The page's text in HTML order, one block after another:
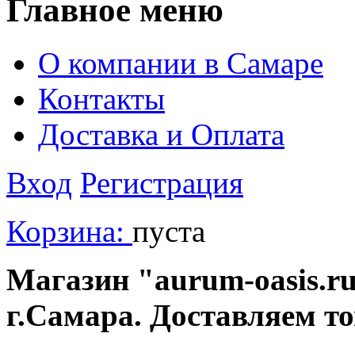
Главное меню
О компании в Самаре
Контакты
Доставка и Оплата
Вход Регистрация
Корзина: пуста
Магазин "aurum-
г.Самара. Доставляем